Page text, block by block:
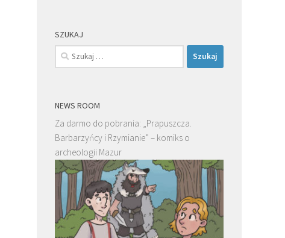
SZUKAJ
Szukaj:
NEWS ROOM
Za darmo do pobrania: „Prapuszcza.
Barbarzyńcy i Rzymianie” – komiks o
archeologii Mazur